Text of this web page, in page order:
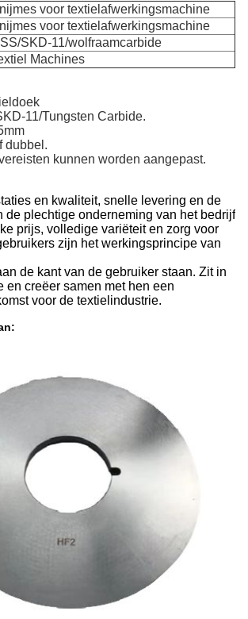
voor textielafwerkingsmachine
voor textielafwerkingsmachine
SKD-11/wolfraamcarbide
Machines
11/Tungsten Carbide.
mm
dubbel.
kunnen worden aangepast.
en kwaliteit, snelle levering en de
de plechtige onderneming van het bedrijf
prijs, volledige variëteit en zorg voor
zijn het werkingsprincipe van
de kant van de gebruiker staan. Zit in
en creëer samen met hen een
voor de textielindustrie.